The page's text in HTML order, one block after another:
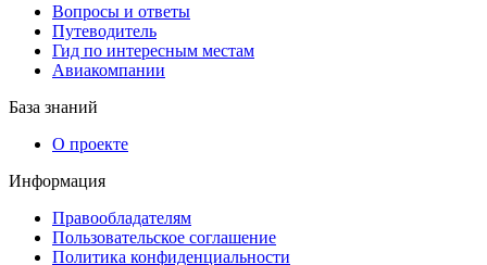
Вопросы и ответы
Путеводитель
Гид по интересным местам
Авиакомпании
База знаний
О проекте
Информация
Правообладателям
Пользовательское соглашение
Политика конфиденциальности